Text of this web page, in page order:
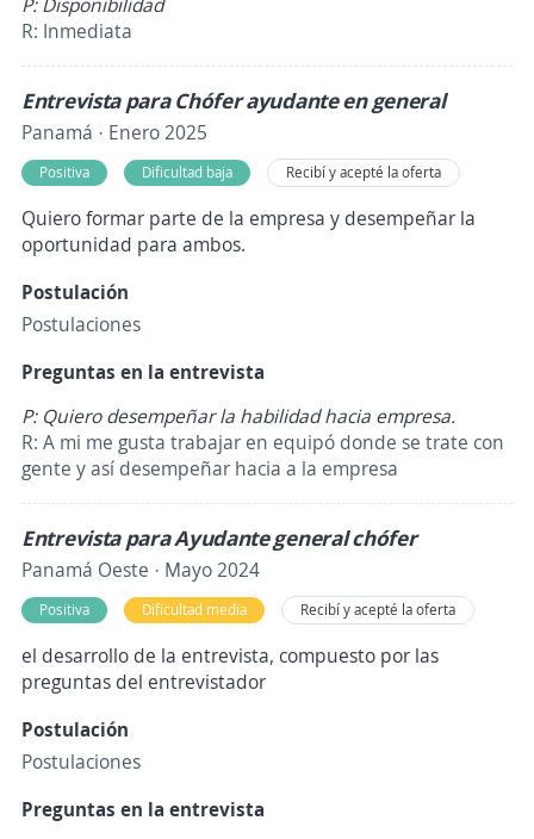
R: Inmediata
Entrevista para Chófer ayudante en general
Panamá · Enero 2025
Positiva Dificultad baja Recibí y acepté la oferta
Quiero formar parte de la empresa y desempeñar la
oportunidad para ambos.
Postulación
Postulaciones
Preguntas en la entrevista
P: Quiero desempeñar la habilidad hacia empresa.
R: A mi me gusta trabajar en equipó donde se trate con
gente y así desempeñar hacia a la empresa
Entrevista para Ayudante general chófer
Panamá Oeste · Mayo 2024
Positiva Dificultad media Recibí y acepté la oferta
el desarrollo de la entrevista, compuesto por las
preguntas del entrevistador
Postulación
Postulaciones
Preguntas en la entrevista